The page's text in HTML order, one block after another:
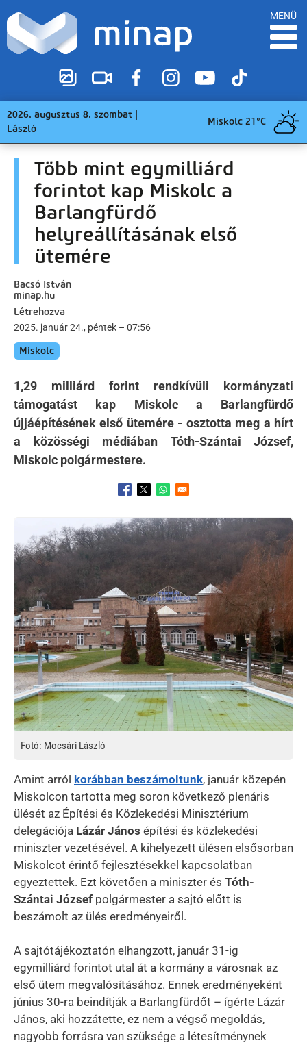
MENÜ
2026. augusztus 8. szombat |
László
Miskolc 21°C
Több mint egymilliárd
forintot kap Miskolc a
Barlangfürdő
helyreállításának első
ütemére
Bacsó István
minap.hu
Létrehozva
2025. január 24., péntek – 07:56
Miskolc
1,29 milliárd forint rendkívüli kormányzati
támogatást kap Miskolc a Barlangfürdő
újjáépítésének első ütemére - osztotta meg a hírt
a közösségi médiában Tóth-Szántai József,
Miskolc polgármestere.
Opens in a new window
Opens in a new window
Opens in a new window
Fotó: Mocsári László
Amint arról korábban beszámoltunk, január közepén
Miskolcon tartotta meg soron következő plenáris
ülését az Építési és Közlekedési Minisztérium
delegációja Lázár János építési és közlekedési
miniszter vezetésével. A kihelyezett ülésen elsősorban
Miskolcot érintő fejlesztésekkel kapcsolatban
egyeztettek. Ezt követően a miniszter és Tóth-
Szántai József polgármester a sajtó előtt is
beszámolt az ülés eredményeiről.
A sajtótájékoztatón elhangzott, január 31-ig
egymilliárd forintot utal át a kormány a városnak az
első ütem megvalósításához. Ennek eredményeként
június 30-ra beindítják a Barlangfürdőt – ígérte Lázár
János, aki hozzátette, ez nem a végső megoldás,
nagyobb forrásra van szüksége a létesítménynek